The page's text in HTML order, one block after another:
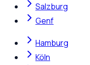
Salzburg
Genf
Hamburg
Köln